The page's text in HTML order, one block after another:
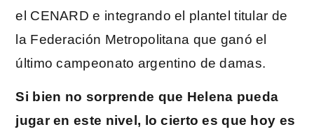
el CENARD e integrando el plantel titular de
la Federación Metropolitana que ganó el
último campeonato argentino de damas.
Si bien no sorprende que Helena pueda
jugar en este nivel, lo cierto es que hoy es